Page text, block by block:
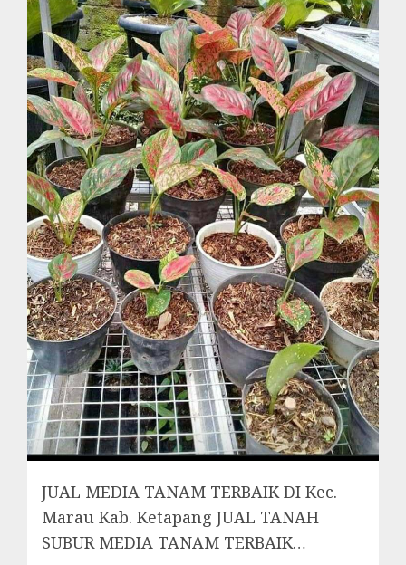
JUAL MEDIA TANAM TERBAIK DI Kec.
Marau Kab. Ketapang JUAL TANAH
SUBUR MEDIA TANAM TERBAIK…